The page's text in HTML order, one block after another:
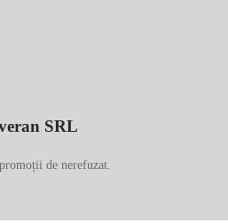
SRL
de nerefuzat.